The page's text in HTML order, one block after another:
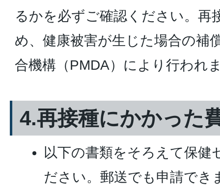
るかを必ずご確認ください。再
め、健康被害が生じた場合の補
合機構（PMDA）により行われ
4.再接種にかかった
以下の書類をそろえて保健
ださい。郵送でも申請でき